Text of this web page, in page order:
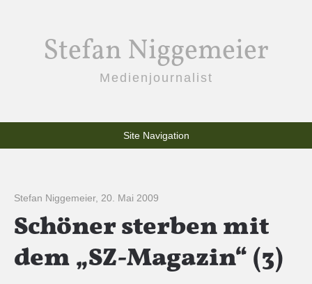
Stefan Niggemeier
Medienjournalist
Site Navigation
Stefan Niggemeier, 20. Mai 2009
Schöner sterben mit
dem „SZ-Magazin“ (3)